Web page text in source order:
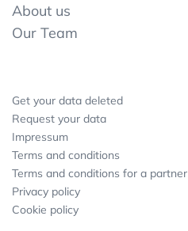
About us
Our Team
Get your data deleted
Request your data
Impressum
Terms and conditions
Terms and conditions for a partner
Privacy policy
Cookie policy